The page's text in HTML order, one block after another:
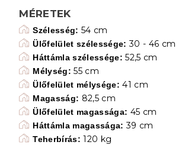
MÉRETEK
Szélesség: 54 cm
Ülőfelület szélessége: 30 - 46 cm
Háttámla szélessége: 52,5 cm
Mélység: 55 cm
Ülőfelület mélysége: 41 cm
Magasság: 82,5 cm
Ülőfelület magassága: 45 cm
Háttámla magassága: 39 cm
Teherbírás: 120 kg